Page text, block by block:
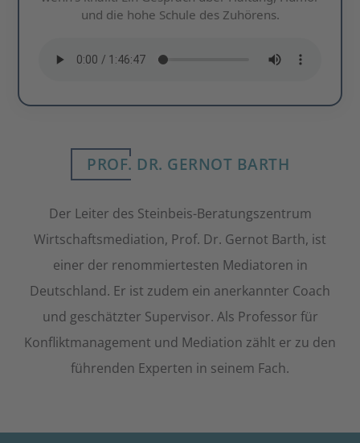
und die hohe Schule des Zuhörens.
PROF. DR. GERNOT BARTH
Der Leiter des Steinbeis-Beratungszentrum
Wirtschaftsmediation, Prof. Dr. Gernot Barth, ist
einer der renommiertesten Mediatoren in
Deutschland. Er ist zudem ein anerkannter Coach
und geschätzter Supervisor. Als Professor für
Konfliktmanagement und Mediation zählt er zu den
führenden Experten in seinem Fach.